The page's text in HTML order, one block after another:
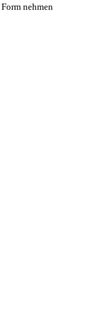
nehmen